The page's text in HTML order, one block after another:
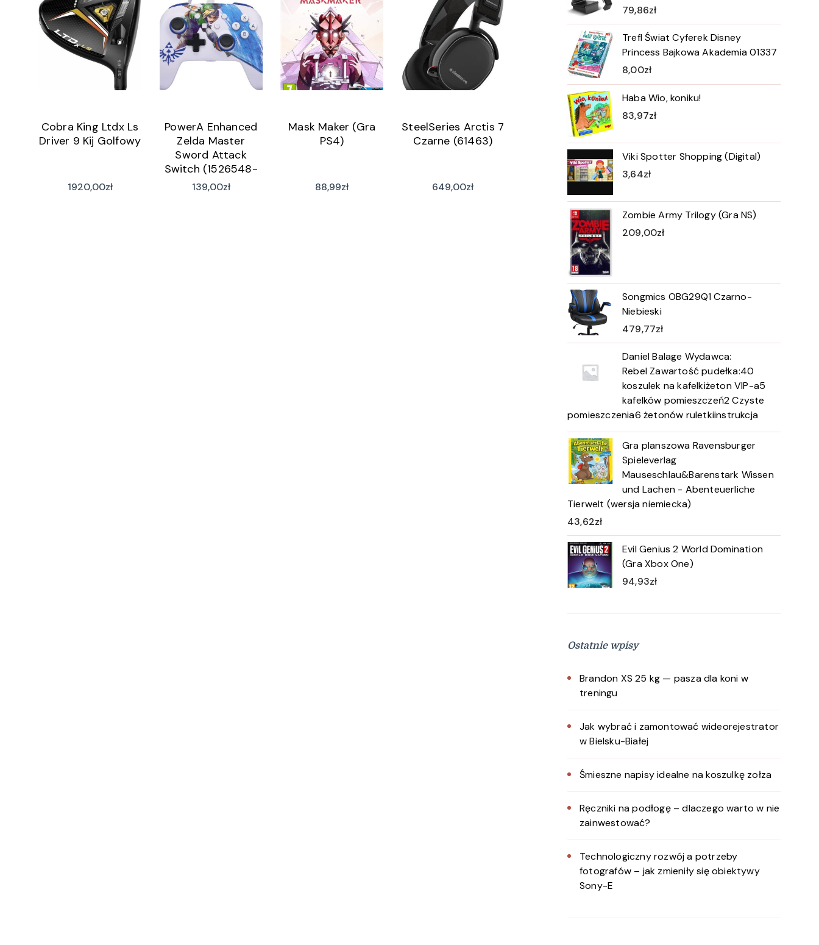
Cobra King Ltdx Ls
Driver 9 Kij Golfowy
1920,00zł
PowerA Enhanced
Zelda Master
Sword Attack
Switch (1526548-
01)
139,00zł
Mask Maker (Gra
PS4)
88,99zł
SteelSeries Arctis 7
Czarne (61463)
649,00zł
79,86zł
Trefl Świat Cyferek Disney
Princess Bajkowa Akademia 01337
8,00zł
Haba Wio, koniku!
83,97zł
Viki Spotter Shopping (Digital)
3,64zł
Zombie Army Trilogy (Gra NS)
209,00zł
Songmics OBG29Q1 Czarno-
Niebieski
479,77zł
Daniel Balage Wydawca:
Rebel Zawartość pudełka:40
koszulek na kafelkiżeton VIP-a5
kafelków pomieszczeń2 Czyste
pomieszczenia6 żetonów ruletkiinstrukcja
Gra planszowa Ravensburger
Spieleverlag
Mauseschlau&Barenstark Wissen
und Lachen - Abenteuerliche
Tierwelt (wersja niemiecka)
43,62zł
Evil Genius 2 World Domination
(Gra Xbox One)
94,93zł
Ostatnie wpisy
Brandon XS 25 kg — pasza dla koni w
treningu
Jak wybrać i zamontować wideorejestrator
w Bielsku-Białej
Śmieszne napisy idealne na koszulkę zołza
Ręczniki na podłogę – dlaczego warto w nie
zainwestować?
Technologiczny rozwój a potrzeby
fotografów – jak zmieniły się obiektywy
Sony-E